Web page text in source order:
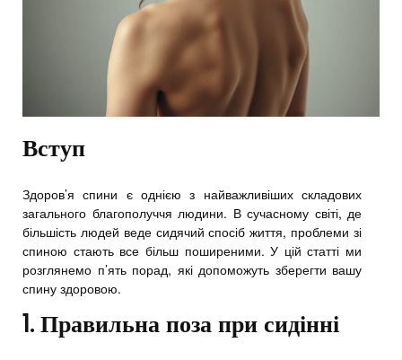
Вступ
Здоров’я спини є однією з найважливіших складових
загального благополуччя людини. В сучасному світі, де
більшість людей веде сидячий спосіб життя, проблеми зі
спиною стають все більш поширеними. У цій статті ми
розглянемо п’ять порад, які допоможуть зберегти вашу
спину здоровою.
1. Правильна поза при сидінні